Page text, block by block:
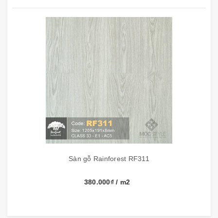
-được sản xuất tạiMalaysia
3. Lớp giấy vân gỗ đẹp tự nhiên
được sản xuất tại
chống sự mài mòn và sự xâm hại vi khuẩn
Made in Germany
5. Lớp có kết cấu bề mặt hồng ngoại, mô phỏng hạt gỗ
tự nhiên, tăng cường chức năng
chống trơn trượt
Made in USA
Sàn gỗ Rainforest RF311
380.000₫/ m2